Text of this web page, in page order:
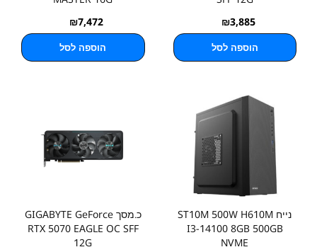
₪3,885
הוספה לסל
₪7,472
הוספה לסל
נייח ST10M 500W H610M
I3-14100 8GB 500GB
NVME
כ.מסך GIGABYTE GeForce
RTX 5070 EAGLE OC SFF
12G